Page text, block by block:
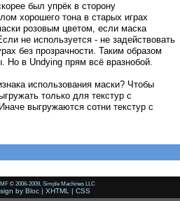
был упрёк в сторону
хорошего тона в старых играх
розовым цветом, если маска
не используется - не задействовать
без прозрачности. Таким образом
Но в Undying прям всё вразнобой.
использования маски? Чтобы
только для текстур с
выгружаются сотни текстур с
© 2006-2009, Simple Machines LLC
by Bloc | XHTML | CSS